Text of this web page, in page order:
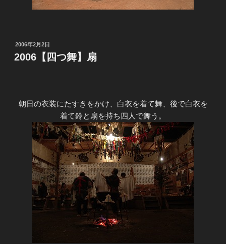
投
稿
日:
2006年2月2日
2006【四つ舞】扇
朝日の衣装にたすきをかけ、白衣を着て舞、後で白衣を
着て鈴と扇を持ち四人で舞う。